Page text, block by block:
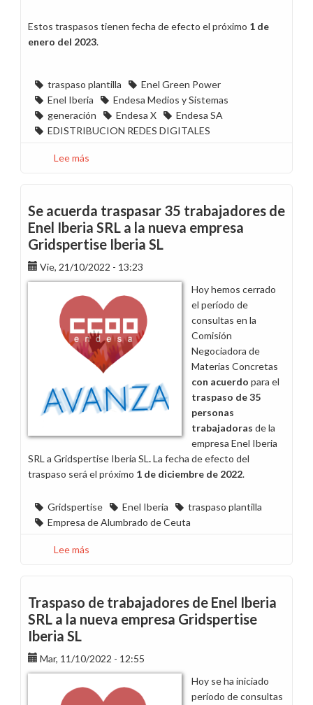
Estos traspasos tienen fecha de efecto el próximo 1 de
enero del 2023.
traspaso plantilla
Enel Green Power
Enel Iberia
Endesa Medios y Sistemas
generación
Endesa X
Endesa SA
EDISTRIBUCION REDES DIGITALES
Lee más
traspaso
de
127
trabajadores
entre
empresas
del
Grupo
Endesa
Se acuerda traspasar 35 trabajadores de
Enel Iberia SRL a la nueva empresa
Gridspertise Iberia SL
Vie, 21/10/2022 - 13:23
Hoy hemos cerrado
el período de
consultas en la
Comisión
Negociadora de
Materias Concretas
con acuerdo para el
traspaso de 35
personas
trabajadoras de la
empresa Enel Iberia
SRL a Gridspertise Iberia SL .La fecha de efecto del
traspaso será el próximo 1 de diciembre de 2022.
Gridspertise Enel Iberia
traspaso plantilla
Empresa de Alumbrado de Ceuta
Lee más
traspasar
35
trabajadores
Enel
Iberia
SRL
Traspaso de trabajadores de Enel Iberia
SRL a la nueva empresa Gridspertise
Iberia SL
Mar, 11/10/2022 - 12:55
Hoy se ha iniciado
período de consultas